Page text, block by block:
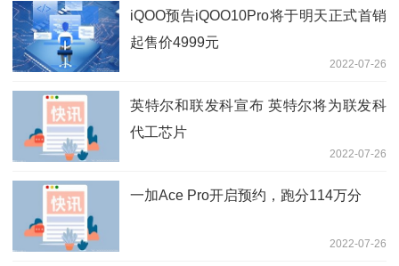
iQOO预告iQOO10Pro将于明天正式首销
起售价4999元
2022-07-26
英特尔和联发科宣布 英特尔将为联发科
代工芯片
2022-07-26
一加Ace Pro开启预约，跑分114万分
2022-07-26